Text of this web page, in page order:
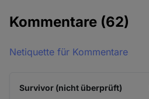
Kommentare (62)
Netiquette für Kommentare
Survivor (nicht überprüft)